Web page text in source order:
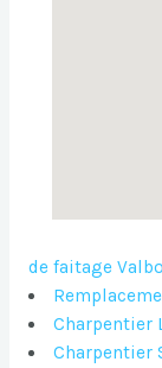
de faitage
Charpentier
Charpentier